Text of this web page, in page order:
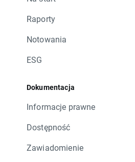
Raporty
Notowania
ESG
Dokumentacja
Informacje prawne
Dostępność
Zawiadomienie